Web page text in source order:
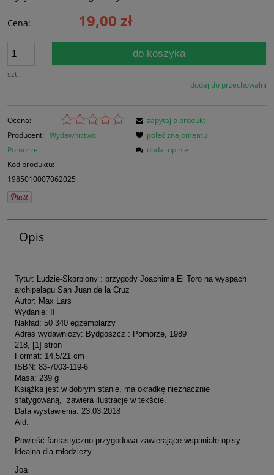
Cena: 19,00 zł
szt.
do koszyka
dodaj do przechowalni
Ocena:
Producent: Wydawnictwo
Pomorze
Kod produktu:
1985010007062025
zapytaj o produkt
poleć znajomemu
dodaj opinię
Opis
Tytuł: Ludzie-Skorpiony : przygody Joachima El Toro na wyspach
archipelagu San Juan de la Cruz
Autor: Max Lars
Wydanie: II
Nakład: 50 340 egzemplarzy
Adres wydawniczy: Bydgoszcz : Pomorze, 1989
218, [1] stron
Format: 14,5/21 cm
ISBN: 83-7003-119-6
Masa: 239 g
Książka jest w dobrym stanie, ma okładkę nieznacznie
sfatygowaną, zawiera ilustracje w tekście.
Data wystawienia: 23.03.2018
Ald.
Powieść fantastyczno-przygodowa zawierające wspaniałe opisy.
Idealna dla młodzieży.
Joa